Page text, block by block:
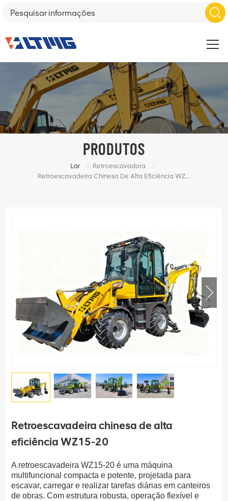
PRODUTOS
Lar / Retroescavadora
/
Retroescavadeira Chinesa De Alta Eficiência WZ15-20
Retroescavadeira chinesa de alta
eficiência WZ15-20
A retroescavadeira WZ15-20 é uma máquina
multifuncional compacta e potente, projetada para
escavar, carregar e realizar tarefas diárias em canteiros
de obras. Com estrutura robusta, operação flexível e